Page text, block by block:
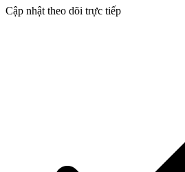
Cập nhật theo dõi trực tiếp